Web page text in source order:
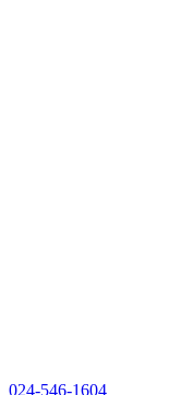
024-546-1604